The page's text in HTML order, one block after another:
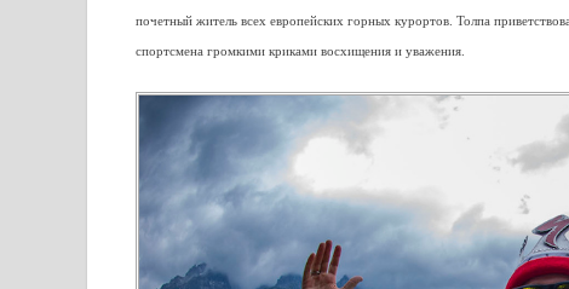
почетный житель всех европейских горных курортов. Толпа
спортсмена громкими криками восхищения и уважения.